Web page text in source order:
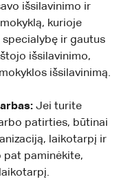
išsilavinimo ir
kurioje
ir gautus
išsilavinimo,
išsilavinimą.
Jei turite
patirties, būtinai
laikotarpį ir
pat paminėkite,